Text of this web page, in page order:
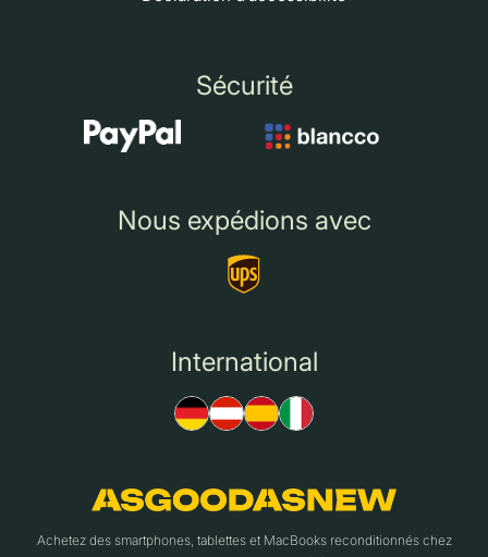
Sécurité
Nous expédions avec
International
Achetez des smartphones, tablettes et MacBooks reconditionnés chez